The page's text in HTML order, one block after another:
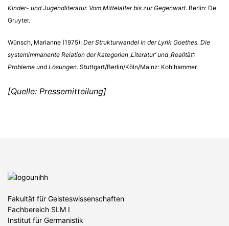
Kinder- und Jugendliteratur. Vom Mittelalter bis zur Gegenwart. Berlin: De
Gruyter.
Wünsch, Marianne (1975): Der Strukturwandel in der Lyrik Goethes. Die
systemimmanente Relation der Kategorien ‚Literatur‘ und ‚Realität‘:
Probleme und Lösungen. Stuttgart/Berlin/Köln/Mainz: Kohlhammer.
[Quelle: Pressemitteilung]
Fakultät für Geisteswissenschaften
Fachbereich SLM I
Institut für Germanistik